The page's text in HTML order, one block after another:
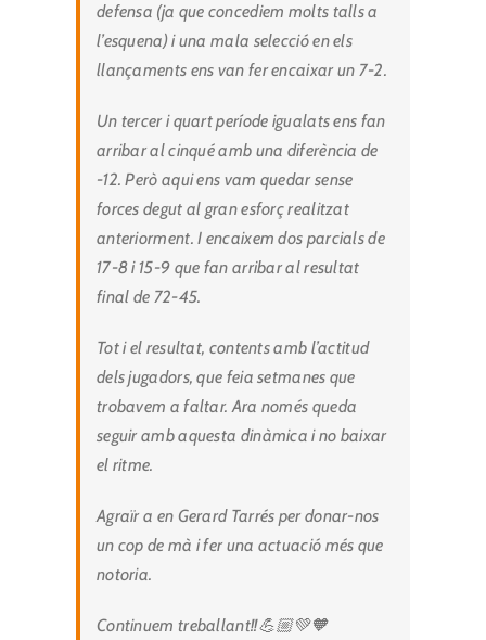
defensa (ja que concediem molts talls a
l’esquena) i una mala selecció en els
llançaments ens van fer encaixar un 7-2.
Un tercer i quart període igualats ens fan
arribar al cinqué amb una diferència de
-12. Però aqui ens vam quedar sense
forces degut al gran esforç realitzat
anteriorment. I encaixem dos parcials de
17-8 i 15-9 que fan arribar al resultat
final de 72-45.
Tot i el resultat, contents amb l’actitud
dels jugadors, que feia setmanes que
trobavem a faltar. Ara només queda
seguir amb aquesta dinàmica i no baixar
el ritme.
Agraïr a en Gerard Tarrés per donar-nos
un cop de mà i fer una actuació més que
notoria.
Continuem treballant!!💪🏼💚🧡